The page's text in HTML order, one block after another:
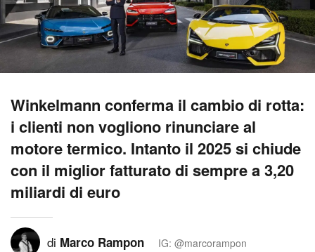
Winkelmann conferma il cambio di rotta:
i clienti non vogliono rinunciare al
motore termico. Intanto il 2025 si chiude
con il miglior fatturato di sempre a 3,20
miliardi di euro
di Marco Rampon IG: @marcorampon